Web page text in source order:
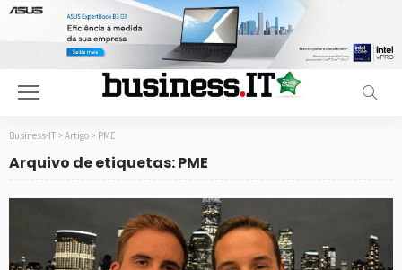
Business-IT > Artigo > PME
Arquivo de etiquetas: PME